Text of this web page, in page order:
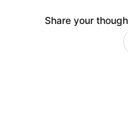
Share your